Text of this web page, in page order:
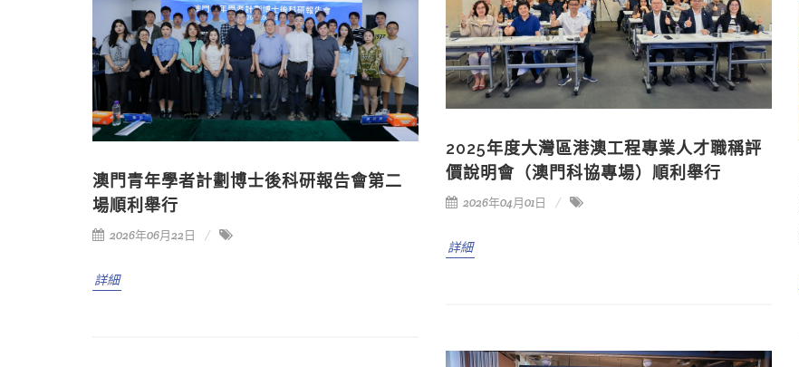
澳門青年學者計劃博士後科研報告會第二
場順利舉行
2026年06月22日
詳細
2025年度大灣區港澳工程專業人才職稱評
價說明會（澳門科協專場）順利舉行
2026年04月01日
詳細